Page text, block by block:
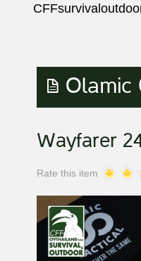
Olamic
Wayfarer
Rate this item